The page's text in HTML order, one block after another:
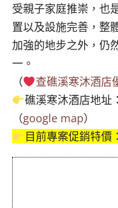
受親子家庭推崇，也
置以及設施完善，整
加強的地步之外，仍
一。
（
查礁溪寒沐酒店
礁溪寒沐酒店地址
（google map）
目前專案促銷特價：